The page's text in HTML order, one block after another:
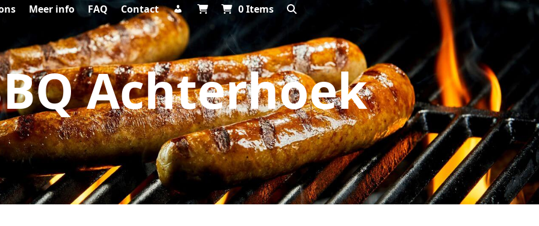
Meer info FAQ Contact 0 Items
Achterhoek